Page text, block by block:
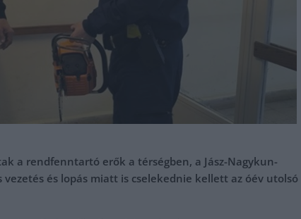
a rendfenntartó erők a térségben, a Jász-Nagykun-
és lopás miatt is cselekednie kellett az óév utolsó